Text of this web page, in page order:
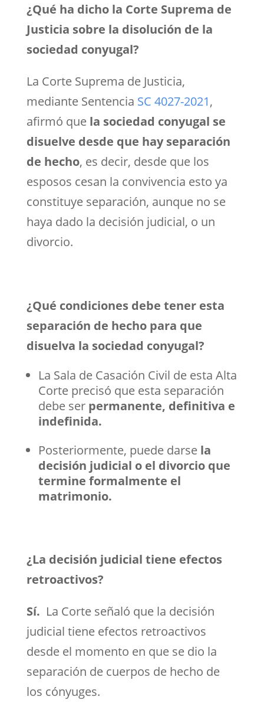
¿Qué ha dicho la Corte Suprema de
Justicia sobre la disolución de la
sociedad conyugal?
La Corte Suprema de Justicia,
mediante Sentencia SC 4027-2021,
afirmó que la sociedad conyugal se
disuelve desde que hay separación
de hecho, es decir, desde que los
esposos cesan la convivencia esto ya
constituye separación, aunque no se
haya dado la decisión judicial, o un
divorcio.
¿Qué condiciones debe tener esta
separación de hecho para que
disuelva la sociedad conyugal?
La Sala de Casación Civil de esta Alta
Corte precisó que esta separación
debe ser permanente, definitiva e
indefinida.
Posteriormente, puede darse la
decisión judicial o el divorcio que
termine formalmente el
matrimonio.
¿La decisión judicial tiene efectos
retroactivos?
Sí. La Corte señaló que la decisión
judicial tiene efectos retroactivos
desde el momento en que se dio la
separación de cuerpos de hecho de
los cónyuges.